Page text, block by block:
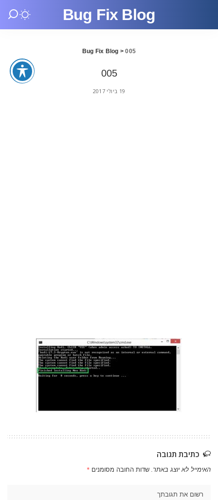
Bug Fix Blog
Bug Fix Blog >005
005
19 ביולי 2017
כתיבת תגובה
האימייל לא יוצג באתר. שדות החובה מסומנים *